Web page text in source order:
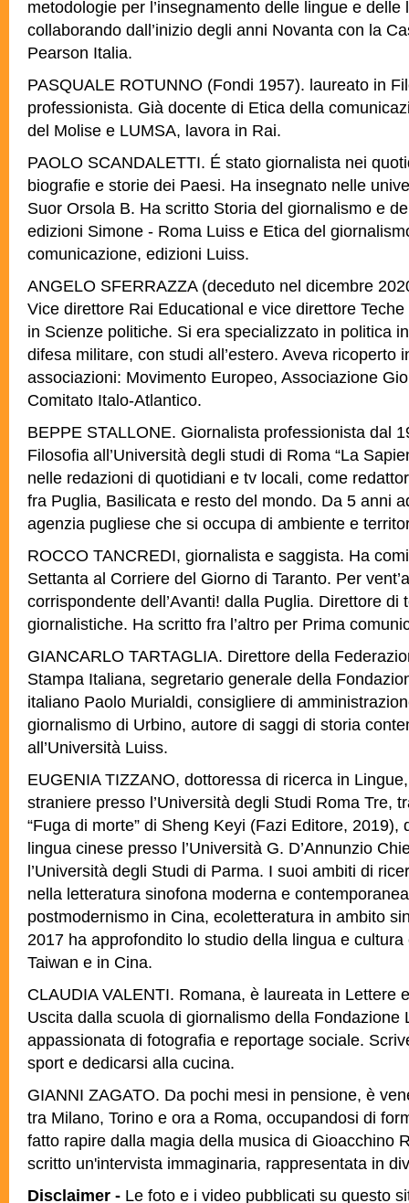
metodologie per l’insegnamento delle lingue e
collaborando dall’inizio degli anni Novanta con la
Pearson Italia.
PASQUALE ROTUNNO (Fondi 1957). laureato in
professionista. Già docente di Etica della
del Molise e LUMSA, lavora in Rai.
PAOLO SCANDALETTI. É stato giornalista nei
biografie e storie dei Paesi. Ha insegnato nelle
Suor Orsola B. Ha scritto Storia del giornalismo e
edizioni Simone - Roma Luiss e Etica del
comunicazione, edizioni Luiss.
ANGELO SFERRAZZA (deceduto nel dicembre
Vice direttore Rai Educational e vice direttore
in Scienze politiche. Si era specializzato in politica
difesa militare, con studi all’estero. Aveva ricoperto
associazioni: Movimento Europeo, Associazione
Comitato Italo-Atlantico.
BEPPE STALLONE. Giornalista professionista dal
Filosofia all’Università degli studi di Roma “La
nelle redazioni di quotidiani e tv locali, come
fra Puglia, Basilicata e resto del mondo. Da 5 anni
agenzia pugliese che si occupa di ambiente e
ROCCO TANCREDI, giornalista e saggista. Ha
Settanta al Corriere del Giorno di Taranto. Per
corrispondente dell’Avanti! dalla Puglia. Direttore di
giornalistiche. Ha scritto fra l’altro per Prima
GIANCARLO TARTAGLIA. Direttore della
Stampa Italiana, segretario generale della
italiano Paolo Murialdi, consigliere di
giornalismo di Urbino, autore di saggi di storia
all’Università Luiss.
EUGENIA TIZZANO, dottoressa di ricerca in
straniere presso l’Università degli Studi Roma Tre,
“Fuga di morte” di Sheng Keyi (Fazi Editore, 2019),
lingua cinese presso l’Università G. D’Annunzio
l’Università degli Studi di Parma. I suoi ambiti di
nella letteratura sinofona moderna e
postmodernismo in Cina, ecoletteratura in ambito
2017 ha approfondito lo studio della lingua e
Taiwan e in Cina.
CLAUDIA VALENTI. Romana, è laureata in Lettere
Uscita dalla scuola di giornalismo della Fondazione
appassionata di fotografia e reportage sociale.
sport e dedicarsi alla cucina.
GIANNI ZAGATO. Da pochi mesi in pensione, è
tra Milano, Torino e ora a Roma, occupandosi di
fatto rapire dalla magia della musica di Gioacchino
scritto un'intervista immaginaria, rappresentata in
Disclaimer - Le foto e i video pubblicati su questo